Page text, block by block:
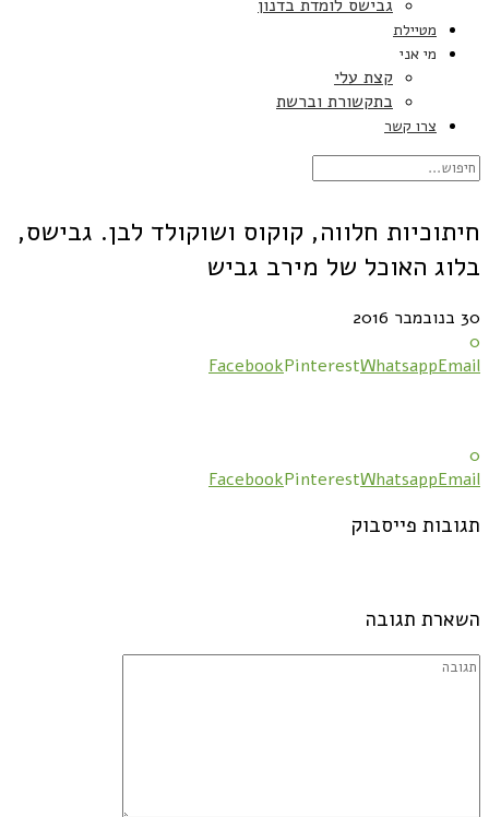
גבישס לומדת בדנון
מטיילת
מי אני
קצת עלי
בתקשורת וברשת
צרו קשר
חיתוכיות חלווה, קוקוס ושוקולד לבן. גבישס,
בלוג האוכל של מירב גביש
30 בנובמבר 2016
0
FacebookPinterestWhatsappEmail
0
FacebookPinterestWhatsappEmail
תגובות פייסבוק
השארת תגובה